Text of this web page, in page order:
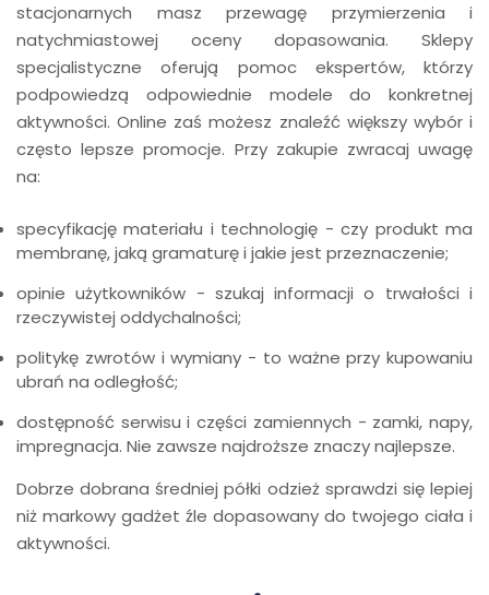
stacjonarnych masz przewagę przymierzenia i
natychmiastowej oceny dopasowania. Sklepy
specjalistyczne oferują pomoc ekspertów, którzy
podpowiedzą odpowiednie modele do konkretnej
aktywności. Online zaś możesz znaleźć większy wybór i
często lepsze promocje. Przy zakupie zwracaj uwagę
na:
specyfikację materiału i technologię - czy produkt ma
membranę, jaką gramaturę i jakie jest przeznaczenie;
opinie użytkowników - szukaj informacji o trwałości i
rzeczywistej oddychalności;
politykę zwrotów i wymiany - to ważne przy kupowaniu
ubrań na odległość;
dostępność serwisu i części zamiennych - zamki, napy,
impregnacja. Nie zawsze najdroższe znaczy najlepsze.
Dobrze dobrana średniej półki odzież sprawdzi się lepiej
niż markowy gadżet źle dopasowany do twojego ciała i
aktywności.